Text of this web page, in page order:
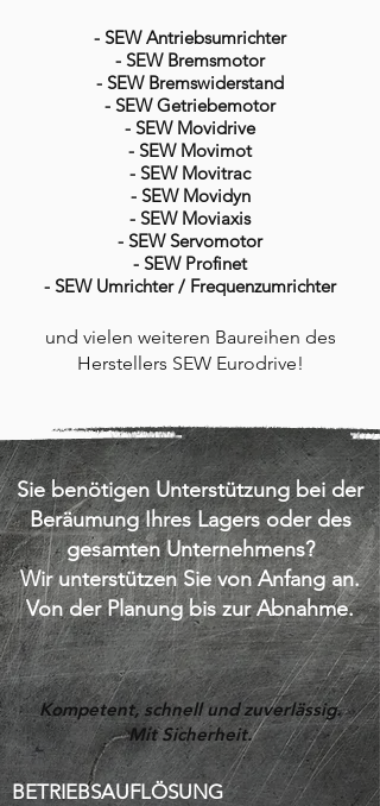
- SEW Antriebsumrichter
- SEW Bremsmotor
- SEW Bremswiderstand
- SEW Getriebemotor
- SEW Movidrive
- SEW Movimot
- SEW Movitrac
- SEW Movidyn
- SEW Moviaxis
- SEW Servomotor
- SEW Profinet
- SEW Umrichter / Frequenzumrichter
und vielen weiteren Baureihen des
Herstellers SEW Eurodrive!
Sie benötigen Unterstützung bei der
Beräumung Ihres Lagers oder des
gesamten Unternehmens?
Wir unterstützen Sie von Anfang an.
Von der Planung bis zur Abnahme.
Kompetent, schnell und zuverlässig.
Mit Sicherheit.
BETRIEBSAUFLÖSUNG